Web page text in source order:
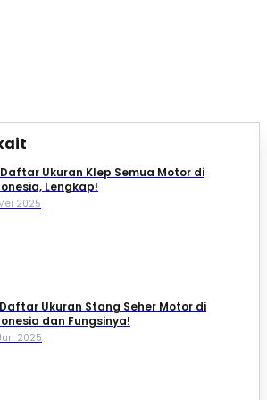
Ukuran Klep Semua Motor di
Lengkap!
2025
Ukuran Stang Seher Motor di
dan Fungsinya!
2025